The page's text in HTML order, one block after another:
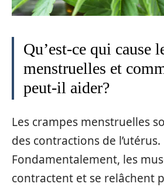
Qu’est-ce qui cause
menstruelles et
peut-il aider?
Les crampes menstruelles
des contractions de l’utérus.
Fondamentalement, les
contractent et se relâchent